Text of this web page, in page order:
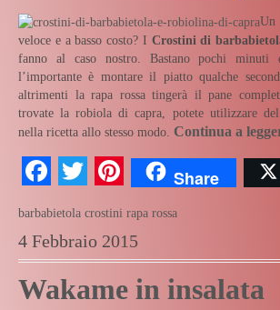
veloce e a basso costo? I Crostini di
fanno al caso nostro. Bastano pochi minuti
l’importante è montare il piatto qualche
altrimenti la rapa rossa tingerà il pane
trovate la robiola di capra, potete utilizzare del
nella ricetta allo stesso modo. Continua a
Facebook
TwitterPinterest
Share
barbabietola crostini rapa rossa
4 Febbraio 2015
Wakame in insalata